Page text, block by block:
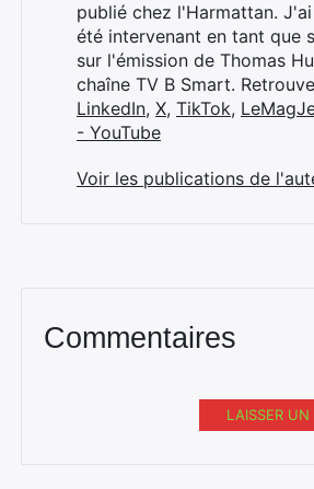
publié chez l'Harmattan.
été intervenant en tant que
sur l'émission de Thomas
chaîne TV B Smart.
LinkedIn, X, TikTok,
- YouTube
Voir les publications de
Commentaires
LAISSER